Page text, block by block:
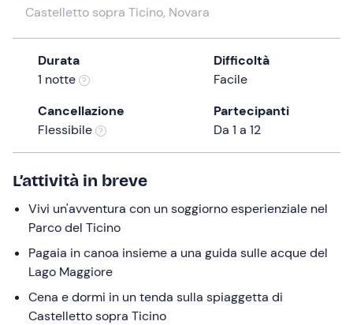
date.
Press
question
get
the
keyboard
shortcuts
changing
dates.
Castelletto sopra Ticino, Novara
Durata
1 notte
Difficoltà
Facile
Cancellazione
Flessibile
Partecipanti
Da 1 a 12
L’attività in breve
Vivi un'avventura con un soggiorno esperienziale nel
Parco del Ticino
Pagaia in canoa insieme a una guida sulle acque del
Lago Maggiore
Cena e dormi in un tenda sulla spiaggetta di
Castelletto sopra Ticino